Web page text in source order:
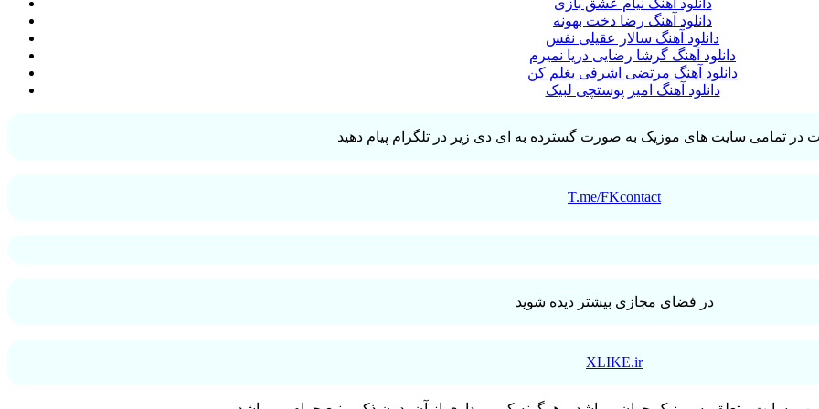
دانلود آهنگ رضا دخت بهونه
دانلود آهنگ سالار عقیلی نفس
دانلود آهنگ گرشا رضایی دریا نمیرم
دانلود آهنگ مرتضی اشرفی بغلم کن
دانلود آهنگ امیر پوستچی لبیک
T.me/FKcontact
در فضای مجازی بیشتر دیده شوید
XLIKE.ir